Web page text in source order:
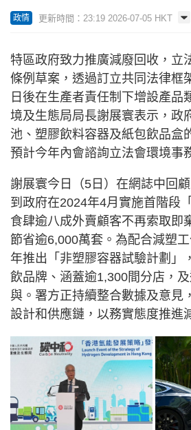
政情 更新時間：23:19 2026-07-05 HKT
特區政府致力推廣減廢回收，立
條例草案，透過訂立共同法律框
日後在生產者責任制下增設產品
境及生態局局長謝展寰表示，政
池、塑膠飲料容器及紙包飲品盒
預計今年內會諮詢立法會環境事
謝展寰今日（5日）在網誌中回
到政府在2024年4月實施首階段
食肆逾八成外賣顧客不再索取即
節省逾6,000萬套。為配合減塑
年推出「非塑膠容器試驗計劃」
飲品牌、涵蓋逾1,300間分店，
與。署方正持續整合數據及意見
設計和供應鏈，以務實態度推進